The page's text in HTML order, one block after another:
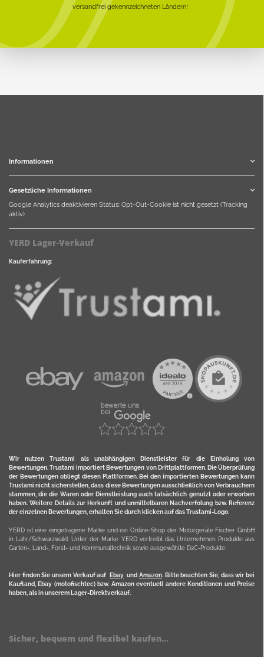
versandfrei gekennzeichneten Ländern!
Informationen
Gesetzliche Informationen
Google Analytics deaktivieren Status: Opt-Out-Cookie ist nicht gesetzt (Tracking
aktiv)
YERD Lager-Verkauf
Kauferfahrung:
Wir nutzen Trustami als unabhängigen Dienstleister für die Einholung von
Bewertungen. Trustami importiert Bewertungen von Drittplattformen. Die Überprüfung
der Bewertungen obliegt diesen Plattformen. Bei den importierten Bewertungen kann
Trustami nicht sicherstellen, dass diese Bewertungen ausschließlich von Verbrauchern
stammen, die die Waren oder Dienstleistung auch tatsächlich genutzt oder erworben
haben. Weitere Details zur Herkunft und unmittelbaren Nachverfolung bzw. Referenz
der einzelnen Bewertungen, erhalten Sie durch klicken auf das Trustami-Logo.
YERD ist eine eingetragene Marke und ein Online-Shop der Motorgeräte Fischer GmbH
in Lahr/Schwarzwald. Unter der Marke YERD vertreibt das Unternehmen Produkte aus
Garten-, Land-, Forst- und Kommunaltechnik sowie ausgewählte D2C-Produkte.
Hier finden Sie unsern Verkauf auf Ebayund Amazon. Bitte beachten Sie, dass wir bei
Kaufland, Ebay (motofischtec) bzw. Amazon eventuell andere Konditionen und Preise
haben, als in unserem Lager-Direktverkauf.
Sicher, bequem und flexibel kaufen...